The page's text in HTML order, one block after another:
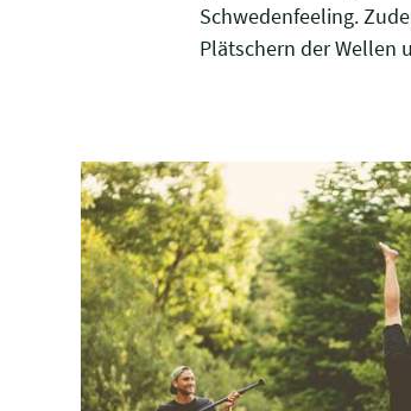
Schwedenfeeling.
Plätschern der Wellen